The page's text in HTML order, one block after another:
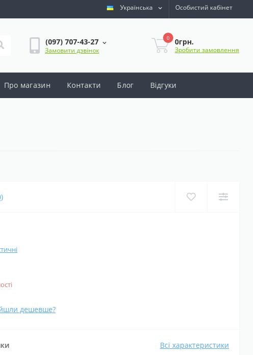
Українська Особистий кабінет
(097) 707-43-27
Замовити дзвінок
0 0грн.
Зробити замовлення
Про магазин Контакти Блог Відгуки
дешевше?
Всі характеристики